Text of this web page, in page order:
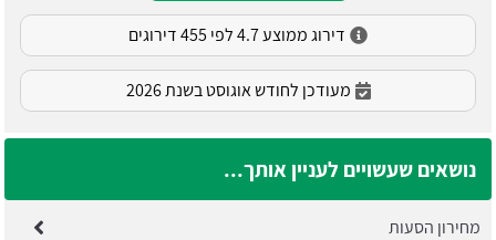
דירוג ממוצע 4.7 לפי 455 דירוגים
מעודכן לחודש אוגוסט בשנת 2026
נושאים שעשויים לעניין אותך...
מחירון הסעות